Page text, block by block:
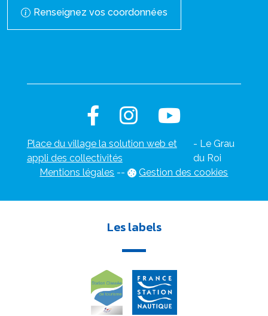
Renseignez vos coordonnées
Place du village la solution web et
appli des collectivités
- Le Grau
du Roi
Mentions légales -- Gestion des cookies
Les labels